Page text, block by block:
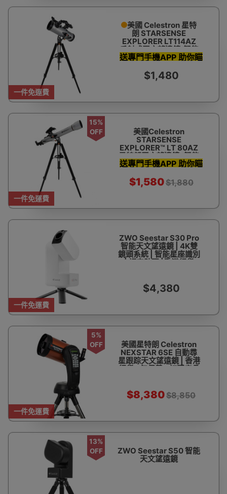
一件免運費
美國 Celestron 星特
朗 STARSENSE
EXPLORER LT114AZ
反射式天文望遠鏡(智能
手機輔助尋星)
送專門手機APP 助你瞄
準星體 教你搵星星
$1,480
一件免運費
15%
OFF
美國Celestron
STARSENSE
EXPLORER™ LT 80AZ
星特朗天文望遠鏡 (智能
手機輔助尋星)
送專門手機APP 助你瞄
準星體 教你搵星星
$1,580$1,880
一件免運費
ZWO Seestar S30 Pro
智能天文望遠鏡 | 4K雙
鏡頭系統 | 智能星座識別
| 語音助理 |香港行貨
$4,380
一件免運費
5%
OFF
美國星特朗 Celestron
NEXSTAR 6SE 自動尋
星跟踪天文望遠鏡 | 香港
行貨 2年保養 - 訂購產品
$8,380$8,850
13%
OFF
ZWO Seestar S50 智能
天文望遠鏡